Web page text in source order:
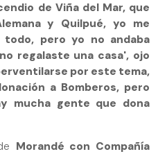
de Viña del Mar, que
y Quilpué, yo me
pero yo no andaba
regalaste una casa', ojo
por este tema,
a Bomberos, pero
mucha gente que dona
Morandé con Compañía